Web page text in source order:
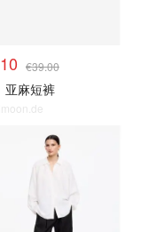
€39.00
亚麻短裤